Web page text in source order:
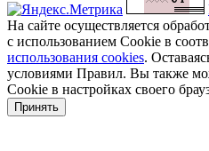
На сайте осуществляется
с использованием Cookie в
использования cookies.
условиями Правил. Вы также
Cookie в настройках своего
Принять